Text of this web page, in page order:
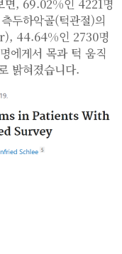
면, 69.02%인 4221명
두하악골(턱관절)의
44.64%인 2730명
에게서 목과 턱 움직
밝혀졌습니다.